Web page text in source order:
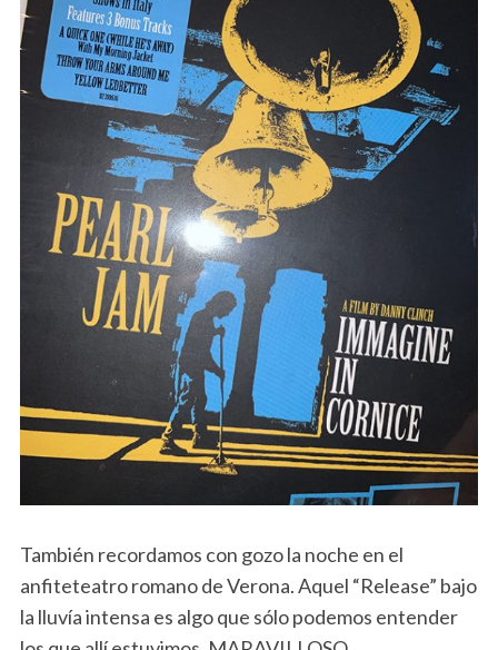
También recordamos con gozo la noche en el
anfiteteatro romano de Verona. Aquel “Release” bajo
la lluvía intensa es algo que sólo podemos entender